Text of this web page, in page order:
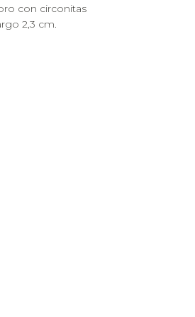
con circonitas
2,3 cm.